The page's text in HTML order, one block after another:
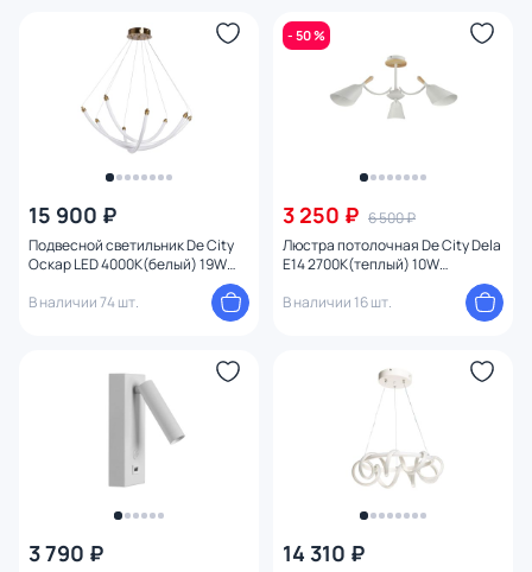
15 900 ₽
Подвесной светильник De City
Оскар LED 4000К(белый) 19W
В наличии 74 шт.
- 50 %
3 250 ₽ 6 500 ₽
Люстра потолочная De City Dela
E14 2700К(теплый) 10W
В наличии 16 шт.
3 790 ₽ 14 310 ₽